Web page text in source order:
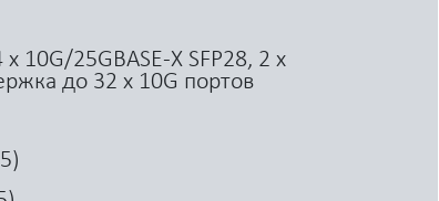
x 10G/25GBASE-X SFP28, 2 x
до 32 x 10G портов